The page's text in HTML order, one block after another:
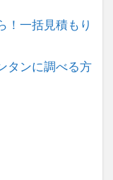
！一括見積もり
タンに調べる方